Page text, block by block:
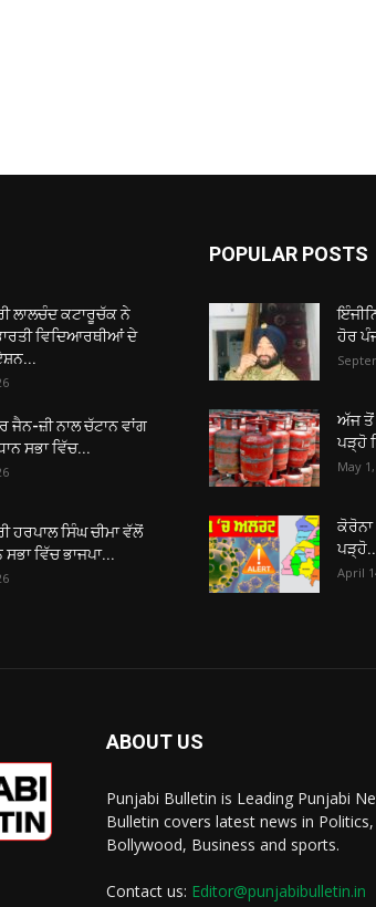
ਲਾਲਚੰਦ ਕਟਾਰੂਚੱਕ ਨੇ
ਵਿਦਿਆਰਥੀਆਂ ਦੇ
ਜੈਨ-ਜ਼ੀ ਨਾਲ ਚੱਟਾਨ ਵਾਂਗ
ਸਭਾ ਵਿੱਚ...
ਹਰਪਾਲ ਸਿੰਘ ਚੀਮਾ ਵੱਲੋਂ
ਸਭਾ ਵਿੱਚ ਭਾਜਪਾ...
POPULAR POSTS
ਹੋਰ
ਅੱਜ ਤੋਂ
ਪੜ੍ਹੋ
May
ਕੋਰੋਨਾ
April
ABOUT US
Punjabi Bulletin is Leading Punjabi
Bulletin covers latest news in
Bollywood, Business and sports.
Contact us: Editor@punjabibulletin.in